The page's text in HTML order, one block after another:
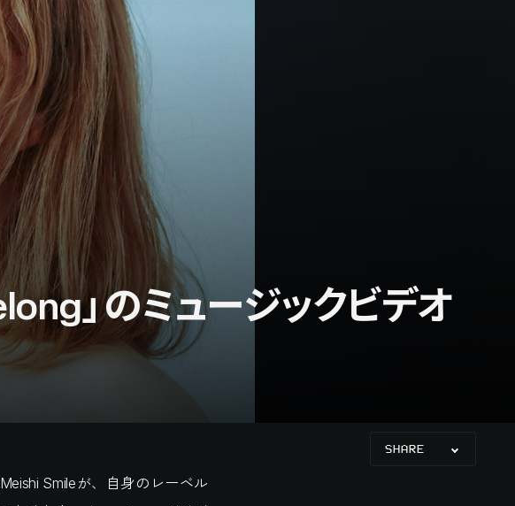
」のミュージックビデオ
SHARE
Smileが、自身のレーベル